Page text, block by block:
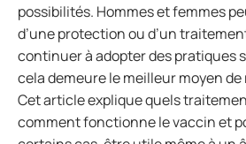
possibilités. Hommes et femmes
d’une protection ou d’un
continuer à adopter des pratiques
cela demeure le meilleur moyen
Cet article explique quels
comment fonctionne le vaccin et